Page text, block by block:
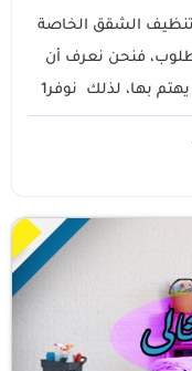
الشقق الخاصة
فنحن نعرف أن
بها، لذلك نوفر1